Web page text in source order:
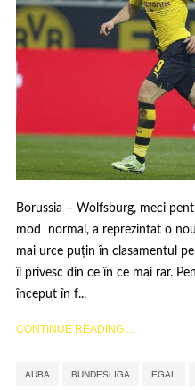
Borussia – Wolfsburg, meci
mod normal, a reprezintat o
mai urce puțin în clasamentul
îl privesc din ce în ce mai rar.
început în f...
CONTINUE READING ...
AUBA BUNDESLIGA EGAL